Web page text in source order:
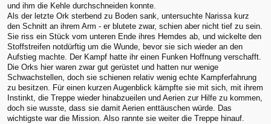
und ihm die Kehle durchschneiden konnte.
Als der letzte Ork sterbend zu Boden sank, untersuchte Narissa kurz
den Schnitt an ihrem Arm - er blutete zwar, schien aber nicht tief zu sein.
Sie riss ein Stück vom unteren Ende ihres Hemdes ab, und wickelte den
Stoffstreifen notdürftig um die Wunde, bevor sie sich wieder an den
Aufstieg machte. Der Kampf hatte ihr einen Funken Hoffnung verschafft.
Die Orks hier waren zwar gut gerüstet und hatten nur wenige
Schwachstellen, doch sie schienen relativ wenig echte Kampferfahrung
zu besitzen. Für einen kurzen Augenblick kämpfte sie mit sich, mit ihrem
Instinkt, die Treppe wieder hinabzueilen und Aerien zur Hilfe zu kommen,
doch sie wusste, dass sie damit Aerien enttäuschen würde. Das
wichtigste war die Mission. Also rannte sie weiter die Treppe hinauf.